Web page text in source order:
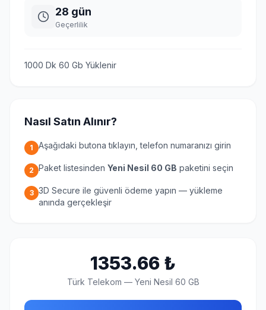
28 gün
Geçerlilik
1000 Dk 60 Gb Yüklenir
Nasıl Satın Alınır?
1 Aşağıdaki butona tıklayın, telefon numaranızı girin
2 Paket listesinden Yeni Nesil 60 GB paketini seçin
3 3D Secure ile güvenli ödeme yapın — yükleme
anında gerçekleşir
1353.66 ₺
Türk Telekom — Yeni Nesil 60 GB